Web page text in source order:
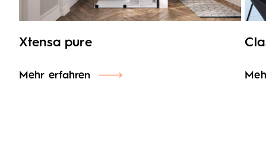
Xtensa pure
Mehr erfahren